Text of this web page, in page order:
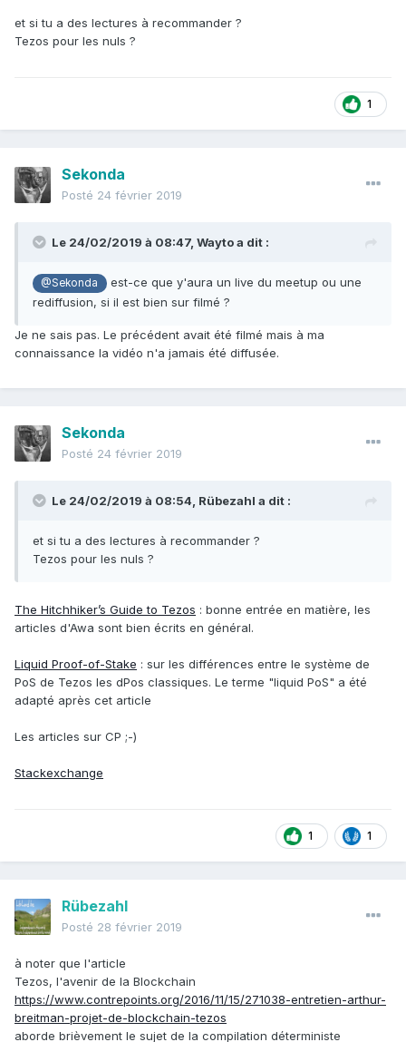
et si tu a des lectures à recommander ?
Tezos pour les nuls ?
1
Sekonda
Posté 24 février 2019
Le 24/02/2019 à 08:47, Waytoa dit :
@Sekonda
est-ce que y'aura un live du meetup ou une
rediffusion, si il est bien sur filmé ?
Je ne sais pas. Le précédent avait été filmé mais à ma
connaissance la vidéo n'a jamais été diffusée.
Sekonda
Posté 24 février 2019
Le 24/02/2019 à 08:54, Rübezahl a dit :
et si tu a des lectures à recommander ?
Tezos pour les nuls ?
The Hitchhiker’s Guide to Tezos : bonne entrée en matière, les
articles d'Awa sont bien écrits en général.
Liquid Proof-of-Stake : sur les différences entre le système de
PoS de Tezos les dPos classiques. Le terme "liquid PoS" a été
adapté après cet article
Les articles sur CP ;-)
Stackexchange
1 1
Rübezahl
Posté 28 février 2019
à noter que l'article
Tezos, l'avenir de la Blockchain
https://www.contrepoints.org/2016/11/15/271038-entretien-arthur-
breitman-projet-de-blockchain-tezos
aborde brièvement le sujet de la compilation déterministe